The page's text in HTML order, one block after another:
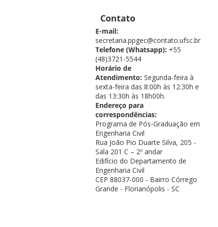
Contato
E-mail:
secretaria.ppgec@contato.ufsc.br
Telefone (Whatsapp): +55
(48)3721-5544
Horário de
Atendimento: Segunda-feira à
sexta-feira das 8:00h às 12:30h e
das 13:30h às 18h00h.
Endereço para
correspondências:
Programa de Pós-Graduação em
Engenharia Civil
Rua João Pio Duarte Silva, 205 -
Sala 201 C – 2º andar
Edifício do Departamento de
Engenharia Civil
CEP 88037-000 - Bairro Córrego
Grande - Florianópolis - SC